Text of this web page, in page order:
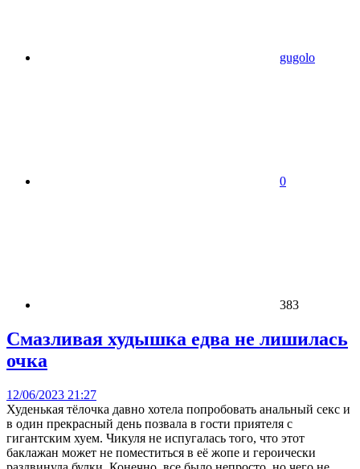
gugolo
0
383
Смазливая худышка едва не лишилась
очка
12/06/2023 21:27
Худенькая тёлочка давно хотела попробовать анальный секс и
в один прекрасный день позвала в гости приятеля с
гигантским хуем. Чикуля не испугалась того, что этот
баклажан может не поместиться в её жопе и героически